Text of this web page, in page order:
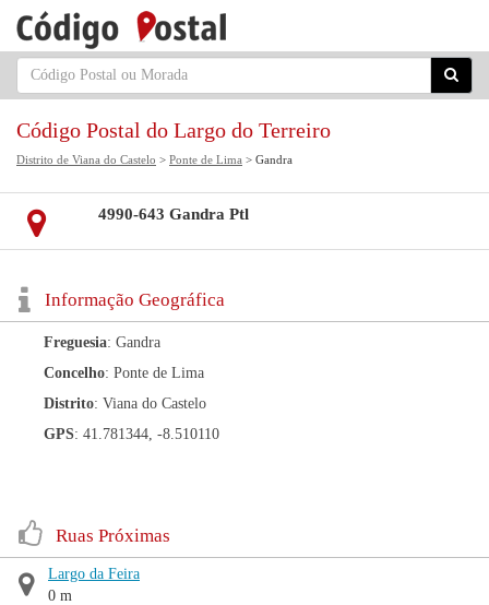
Código Postal do Largo do Terreiro
Distrito de Viana do Castelo > Ponte de Lima > Gandra
4990-643 Gandra Ptl
Informação Geográfica
Freguesia: Gandra
Concelho: Ponte de Lima
Distrito: Viana do Castelo
GPS: 41.781344, -8.510110
Ruas Próximas
Largo da Feira
0 m